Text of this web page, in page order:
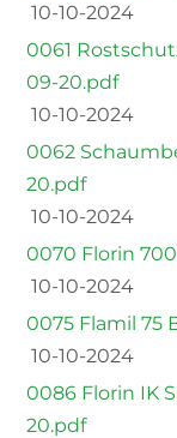
10-10-2024
0061
09-20.pdf
10-10-2024
0062
20.pdf
10-10-2024
0070 Florin
10-10-2024
0075 Flamil 75
10-10-2024
0086 Florin IK
20.pdf